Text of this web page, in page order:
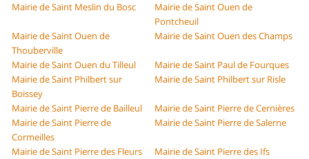
Mairie de Saint Meslin du Bosc
Mairie de Saint Ouen de
Pontcheuil
Mairie de Saint Ouen de
Thouberville
Mairie de Saint Ouen des Champs
Mairie de Saint Ouen du Tilleul
Mairie de Saint Paul de Fourques
Mairie de Saint Philbert sur
Boissey
Mairie de Saint Philbert sur Risle
Mairie de Saint Pierre de Bailleul
Mairie de Saint Pierre de Cernières
Mairie de Saint Pierre de
Cormeilles
Mairie de Saint Pierre de Salerne
Mairie de Saint Pierre des Fleurs
Mairie de Saint Pierre des Ifs